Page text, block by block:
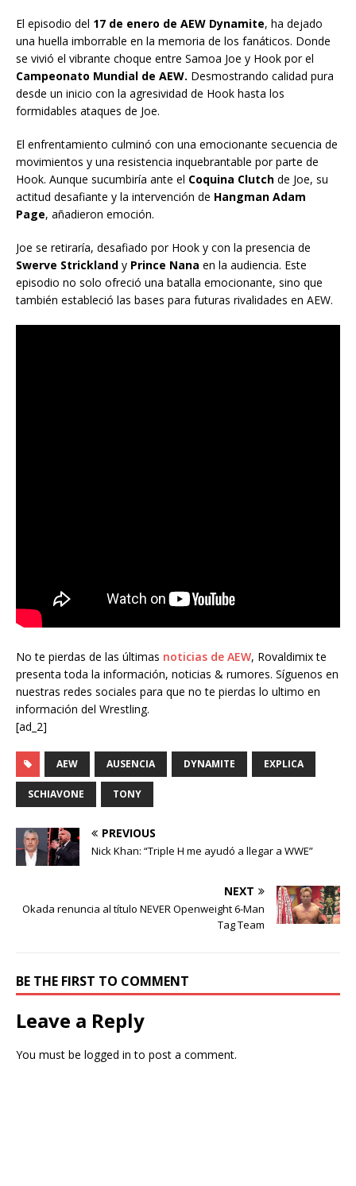
El episodio del 17 de enero de AEW Dynamite, ha dejado
una huella imborrable en la memoria de los fanáticos. Donde
se vivió el vibrante choque entre Samoa Joe y Hook por el
Campeonato Mundial de AEW. Desmostrando calidad pura
desde un inicio con la agresividad de Hook hasta los
formidables ataques de Joe.
El enfrentamiento culminó con una emocionante secuencia de
movimientos y una resistencia inquebrantable por parte de
Hook. Aunque sucumbiría ante el Coquina Clutch de Joe, su
actitud desafiante y la intervención de Hangman Adam
Page, añadieron emoción.
Joe se retiraría, desafiado por Hook y con la presencia de
Swerve Strickland y Prince Nana en la audiencia. Este
episodio no solo ofreció una batalla emocionante, sino que
también estableció las bases para futuras rivalidades en AEW.
No te pierdas de las últimas noticias de AEW, Rovaldimix te
presenta toda la información, noticias & rumores. Síguenos en
nuestras redes sociales para que no te pierdas lo ultimo en
información del Wrestling.
[ad_2]
AEW AUSENCIA DYNAMITE EXPLICA
SCHIAVONE TONY
PREVIOUS
Nick Khan: “Triple H me ayudó a llegar a WWE”
NEXT
Okada renuncia al título NEVER Openweight 6-Man
Tag Team
BE THE FIRST TO COMMENT
Leave a Reply
You must be logged in to post a comment.